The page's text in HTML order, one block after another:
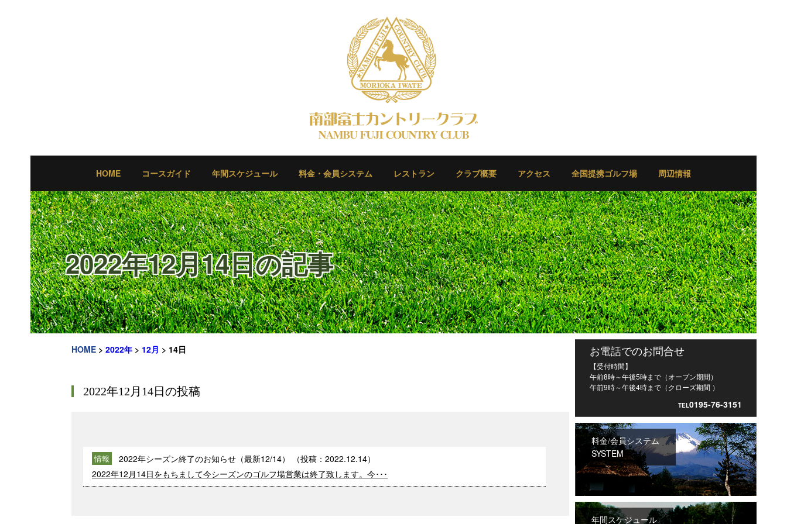
HOME コースガイド 年間スケジュール 料金・会員システム レストラン クラブ概要 アクセス 全国提携ゴルフ場 周辺情報
2022年12月14日の記事
HOME > 2022年 > 12月 > 14日
2022年12月14日の投稿
情報 2022年シーズン終了のお知らせ（最新12/14） （投稿： 2022.12.14）
2022年12月14日をもちまして今シーズンのゴルフ場営業は終了致します。今･･･
お電話でのお問合せ
【受付時間】
午前8時～午後5時まで（オープン期間）
午前9時～午後4時まで（クローズ期間 ）
TEL0195-76-3151
料金/会員システム
SYSTEM
年間スケジュール